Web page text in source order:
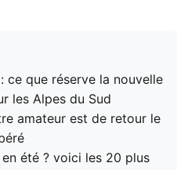
ce que réserve la nouvelle
les Alpes du Sud
amateur est de retour le
été ? voici les 20 plus